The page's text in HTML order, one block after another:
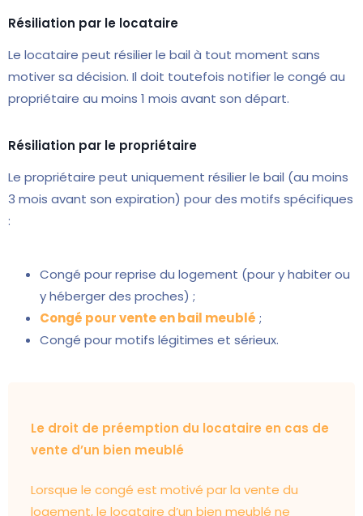
Résiliation par le locataire
Le locataire peut résilier le bail à tout moment sans
motiver sa décision. Il doit toutefois notifier le congé au
propriétaire au moins 1 mois avant son départ.
Résiliation par le propriétaire
Le propriétaire peut uniquement résilier le bail (au moins
3 mois avant son expiration) pour des motifs spécifiques
:
Congé pour reprise du logement (pour y habiter ou
y héberger des proches) ;
Congé pour vente en bail meublé ;
Congé pour motifs légitimes et sérieux.
Le droit de préemption du locataire en cas de
vente d’un bien meublé
Lorsque le congé est motivé par la vente du
logement, le locataire d’un bien meublé ne